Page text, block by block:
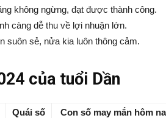
không ngừng, đạt được thành công.
càng dễ thu về lợi nhuận lớn.
suôn sẻ, nửa kia luôn thông cảm.
của tuổi Dần
Quái số Con số may mắn hôm